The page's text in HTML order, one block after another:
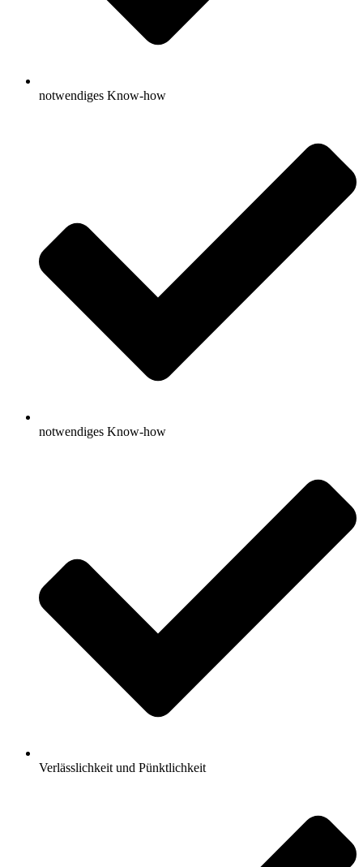
notwendiges Know-how
notwendiges Know-how
Verlässlichkeit und Pünktlichkeit